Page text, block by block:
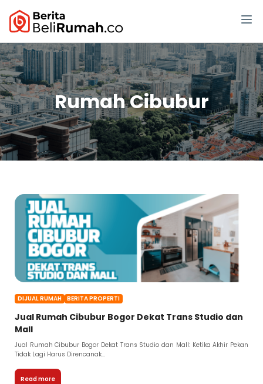
Rumah Cibubur
DIJUAL RUMAH BERITA PROPERTI
Jual Rumah Cibubur Bogor Dekat Trans Studio dan
Mall
Jual Rumah Cibubur Bogor Dekat Trans Studio dan Mall: Ketika Akhir Pekan
Tidak Lagi Harus Direncanak...
Read more